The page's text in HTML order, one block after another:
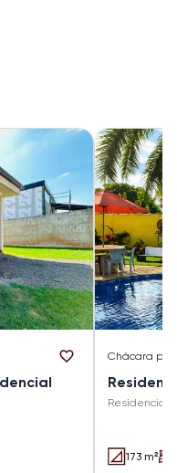
Chácara
Residencial
173 m²